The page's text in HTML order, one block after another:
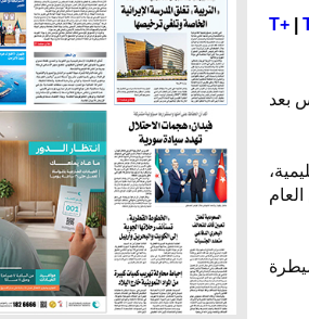
T+|
بعد